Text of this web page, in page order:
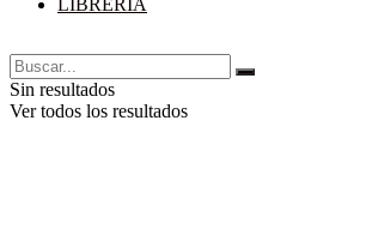
Sin resultados
Ver todos los resultados